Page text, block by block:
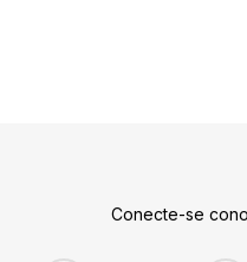
Conecte-se